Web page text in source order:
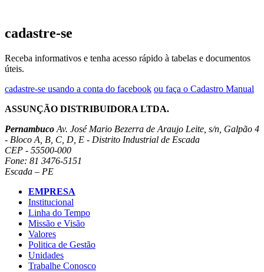
cadastre-se
Receba informativos e tenha acesso rápido à tabelas e documentos
úteis.
cadastre-se usando a conta do facebook ou faça o Cadastro Manual
ASSUNÇÃO DISTRIBUIDORA LTDA.
Pernambuco Av. José Mario Bezerra de Araujo Leite, s/n, Galpão 4
- Bloco A, B, C, D, E - Distrito Industrial de Escada
CEP - 55500-000
Fone: 81 3476-5151
Escada – PE
EMPRESA
Institucional
Linha do Tempo
Missão e Visão
Valores
Politica de Gestão
Unidades
Trabalhe Conosco